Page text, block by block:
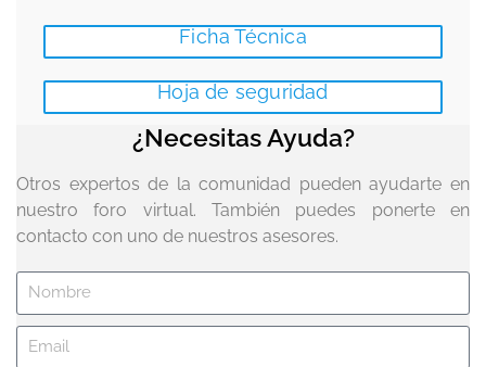
Ficha Técnica
Hoja de seguridad
¿Necesitas Ayuda?
Otros expertos de la comunidad pueden ayudarte en
nuestro foro virtual. También puedes ponerte en
contacto con uno de nuestros asesores.